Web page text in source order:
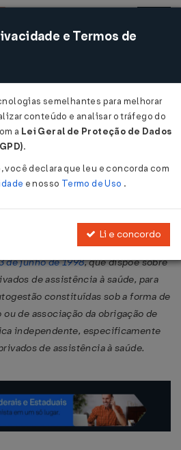
Acessar
26/05/2015
DOU em 27 mai 2015
de junho de 1998, que dispõe sobre
de assistência à saúde, para
constituídas sob a forma de
de associação da obrigação de
independente, especificamente
de assistência à saúde.
e Termos de
semelhantes para melhorar
conteúdo e analisar o tráfego do
a Lei Geral de Proteção de Dados
.
você declara que leu e concorda com
e nosso Termo de Uso .
Li e concordo